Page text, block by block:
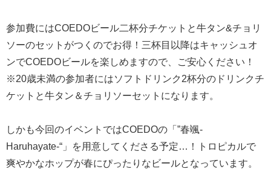
参加費にはCOEDOビール二杯分チケットと牛タン&チョリ
ソーのセットがつくのでお得！三杯目以降はキャッシュオ
ンでCOEDOビールを楽しめますので、ご安心ください！
※20歳未満の参加者にはソフトドリンク2杯分のドリンクチ
ケットと牛タン＆チョリソーセットになります。
しかも今回のイベントではCOEDOの「”春颯-
Haruhayate-“」を用意してくださる予定…！トロピカルで
爽やかなホップが春にぴったりなビールとなっています。